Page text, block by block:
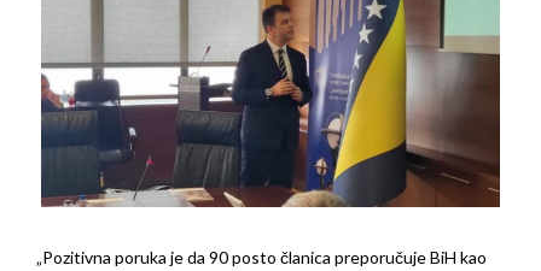
„Pozitivna poruka je da 90 posto članica preporučuje BiH kao